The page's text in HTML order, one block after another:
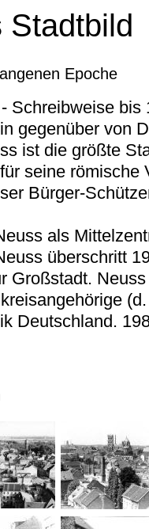
Stadtbild
Epoche
Schreibweise bis
gegenüber von
ist die größte
seine römische
Bürger-
als
überschritt
Großstadt.
Deutschland.